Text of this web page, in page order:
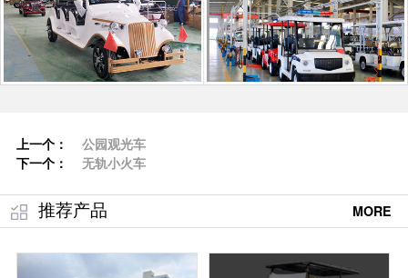
上一个：
公园观光车
下一个：
无轨小火车
推荐产品 MORE